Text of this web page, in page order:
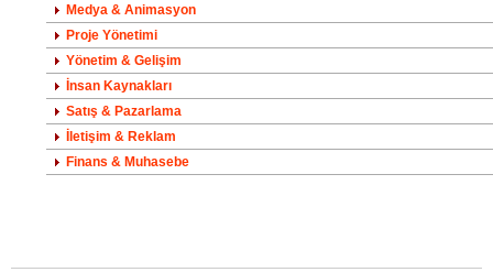
Medya & Animasyon
Proje Yönetimi
Yönetim & Gelişim
İnsan Kaynakları
Satış & Pazarlama
İletişim & Reklam
Finans & Muhasebe